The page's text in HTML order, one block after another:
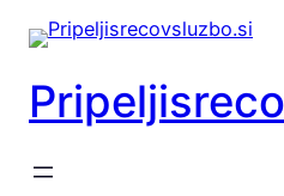
Preskoči
na
vsebino